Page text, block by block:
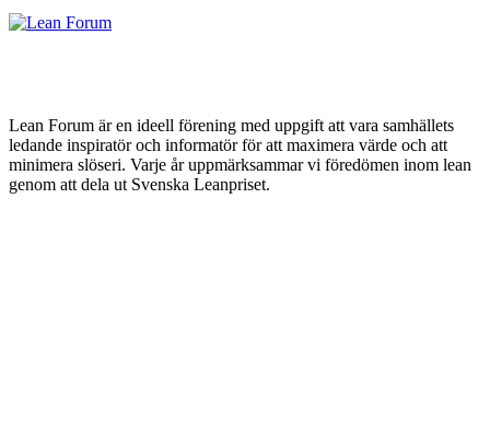
Lean Forum är en ideell förening med uppgift att vara samhällets
ledande inspiratör och informatör för att maximera värde och att
minimera slöseri. Varje år uppmärksammar vi föredömen inom lean
genom att dela ut Svenska Leanpriset.